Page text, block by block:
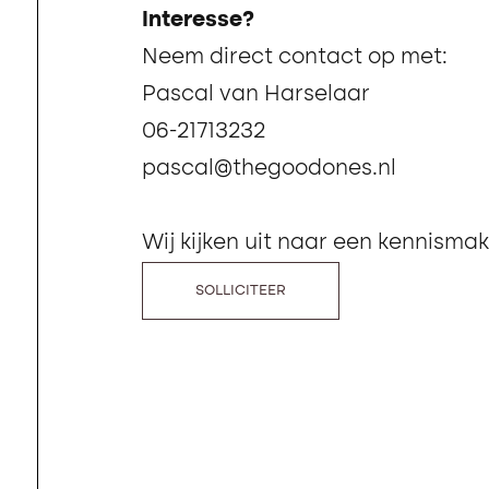
Interesse?
Neem direct contact op met:
Pascal van Harselaar
06-21713232
pascal@thegoodones.nl
Wij kijken uit naar een
SOLLICITEER